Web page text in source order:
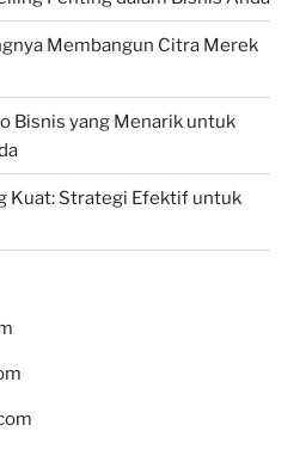
Membangun Citra Merek
Bisnis yang Menarik untuk
Kuat: Strategi Efektif untuk